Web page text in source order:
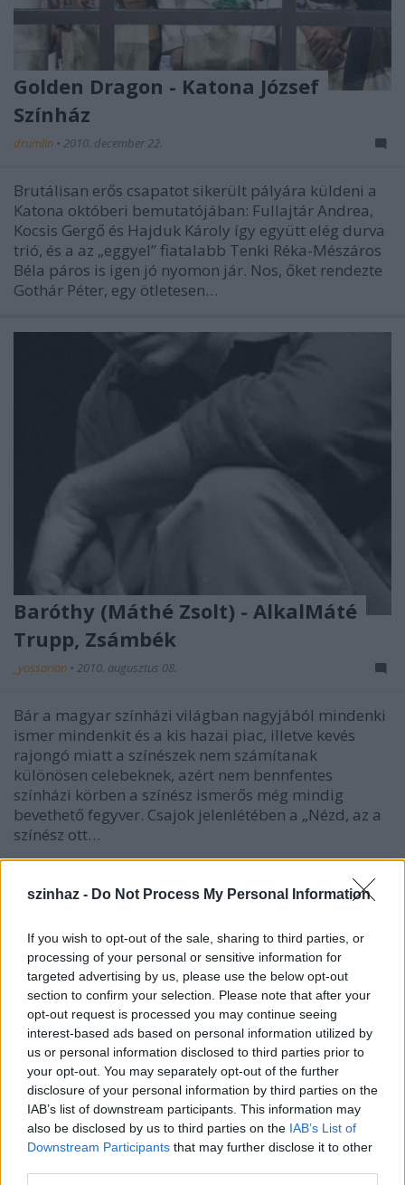
szinhaz - Do Not Process My Personal Information
If you wish to opt-out of the sale, sharing to third parties, or
processing of your personal or sensitive information for
targeted advertising by us, please use the below opt-out
section to confirm your selection. Please note that after your
opt-out request is processed you may continue seeing
interest-based ads based on personal information utilized by
us or personal information disclosed to third parties prior to
your opt-out. You may separately opt-out of the further
disclosure of your personal information by third parties on the
IAB’s list of downstream participants. This information may
also be disclosed by us to third parties on the IAB’s List of
Downstream Participants that may further disclose it to other
Golden Dragon - Katona József
Színház
drumlin • 2010. december 22.
Brutálisan erős csapatot sikerült pályára küldeni a
Katona októberi bemutatójában: Fullajtár Andrea,
Kocsis Gergő és Hajduk Károly így együtt elég durva
trió, és a az „eggyel” fiatalabb Tenki Réka-Mészáros
Béla páros is igen jó nyomon jár. Nos, őket rendezte
Gothár Péter, egy ötletesen…
Baróthy (Máthé Zsolt) - AlkalMáté
Trupp, Zsámbék
_yossarian • 2010. augusztus 08.
Bár a magyar színházi világban nagyjából mindenki
ismer mindenkit és a kis hazai piac, illetve kevés
rajongó miatt a színészek nem számítanak
különösen celebeknek, azért nem bennfentes
színházi körben a színész ismerős még mindig
bevethető fegyver. Csajok jelenlétében a „Nézd, az a
színész ott…
Mi ez a hang? (Dzsesztetés) - Katona